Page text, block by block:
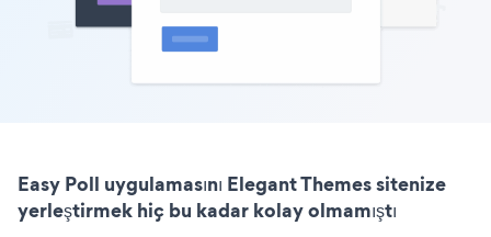
Easy Poll uygulamasını Elegant Themes sitenize
yerleştirmek hiç bu kadar kolay olmamıştı